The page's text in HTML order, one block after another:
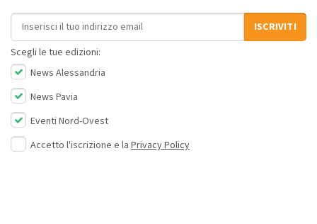
Indirizzo email
ISCRIVITI
Scegli le tue edizioni:
News Alessandria
News Pavia
Eventi Nord-Ovest
Accetto l'iscrizione e la Privacy Policy